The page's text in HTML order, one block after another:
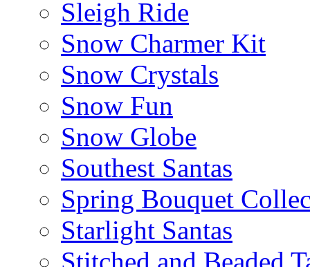
Sleigh Ride
Snow Charmer Kit
Snow Crystals
Snow Fun
Snow Globe
Southest Santas
Spring Bouquet
Starlight Santas